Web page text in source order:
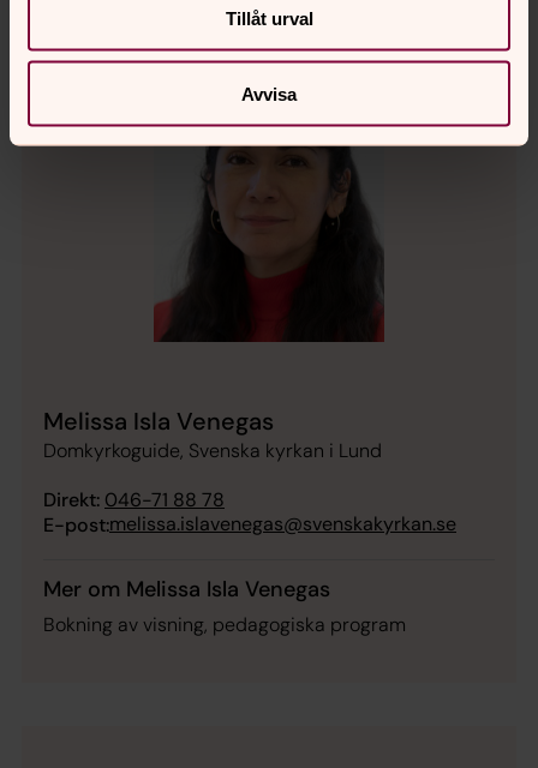
Tillåt urval
Avvisa
Melissa Isla Venegas
Domkyrkoguide, Svenska kyrkan i Lund
Direkt: 046-71 88 78
E-post:melissa.islavenegas@svenskakyrkan.se
Mer om Melissa Isla Venegas
Bokning av visning, pedagogiska program